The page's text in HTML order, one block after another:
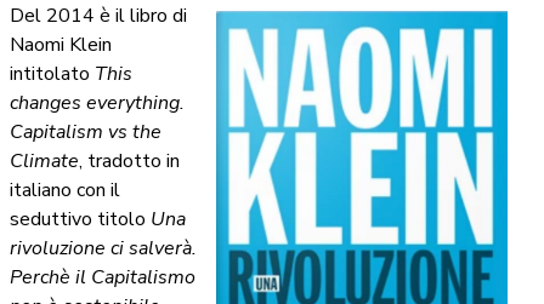
Del 2014 è il libro di
Naomi Klein
intitolato This
changes everything.
Capitalism vs the
Climate, tradotto in
italiano con il
seduttivo titolo Una
rivoluzione ci salverà.
Perchè il Capitalismo